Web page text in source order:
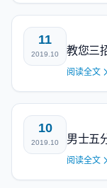
11
2019.10 教您三
阅读全文
10
2019.10 男士五
阅读全文